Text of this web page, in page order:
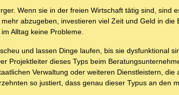
Wenn sie in der freien Wirtschaft tätig sind, sind
abzugeben, investieren viel Zeit und Geld in die
Alltag keine Probleme.
und lassen Dinge laufen, bis sie dysfunktional
Projektleiter dieses Typs beim
Verwaltung oder weiteren Dienstleistern, die
so justiert, dass genau dieser Typus an den